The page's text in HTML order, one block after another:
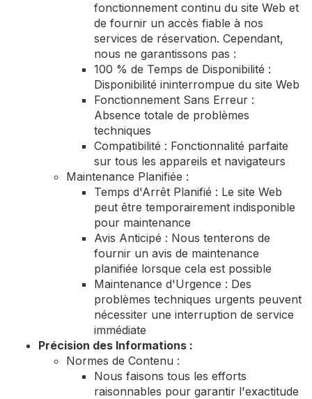
fonctionnement continu du site Web et
de fournir un accès fiable à nos
services de réservation. Cependant,
nous ne garantissons pas :
100 % de Temps de Disponibilité :
Disponibilité ininterrompue du site Web
Fonctionnement Sans Erreur :
Absence totale de problèmes
techniques
Compatibilité : Fonctionnalité parfaite
sur tous les appareils et navigateurs
Maintenance Planifiée :
Temps d'Arrêt Planifié : Le site Web
peut être temporairement indisponible
pour maintenance
Avis Anticipé : Nous tenterons de
fournir un avis de maintenance
planifiée lorsque cela est possible
Maintenance d'Urgence : Des
problèmes techniques urgents peuvent
nécessiter une interruption de service
immédiate
Précision des Informations :
Normes de Contenu :
Nous faisons tous les efforts
raisonnables pour garantir l'exactitude